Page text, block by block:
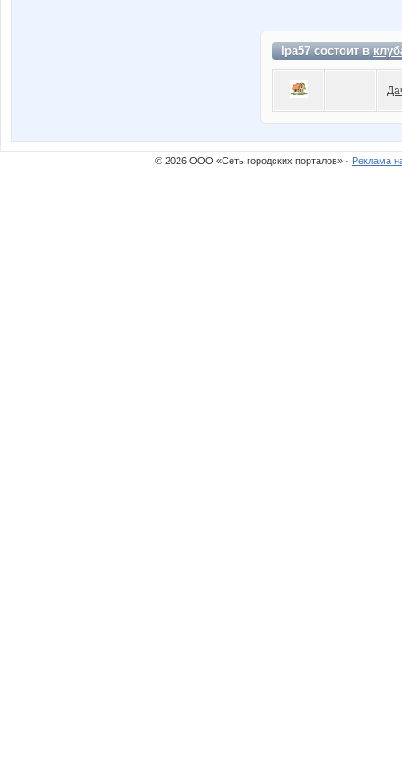
lpa57 состоит в
© 2026 ООО «Сеть городских порталов» · Реклама